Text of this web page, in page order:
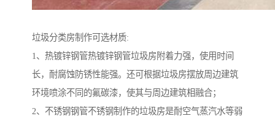
垃圾分类房制作可选材质:
1、热镀锌钢管热镀锌钢管垃圾房附着力强，使用时间
长，耐腐蚀防锈性能强。还可根据垃圾房摆放周边建筑
环境喷涂不同的氟碳漆，使其与周边建筑相融合；
2、不锈钢钢管不锈钢制作的垃圾房是耐空气蒸汽水等弱